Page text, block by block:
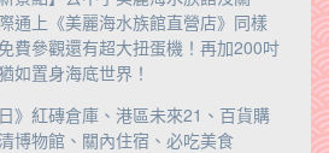
通上《美麗海水族館直營店》同樣
費參觀還有超大扭蛋機！再加200吋
如置身海底世界！
》紅磚倉庫、港區未來21、百貨購
博物館、關內住宿、必吃美食